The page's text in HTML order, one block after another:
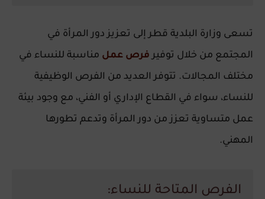
تسعى وزارة البلدية قطر إلى تعزيز دور المرأة في
المجتمع من خلال توفير فرص عمل مناسبة للنساء في
مختلف المجالات. تتوفر العديد من الفرص الوظيفية
للنساء، سواء في القطاع الإداري أو الفني، مع وجود بيئة
عمل متساوية تعزز من دور المرأة وتدعم تطورها
المهني.
الفرص المتاحة للنساء: